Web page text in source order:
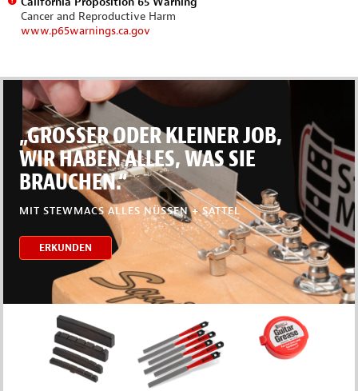
Cancer and Reproductive Harm
www.p65warnings.ca.gov
„GROSSER ODER KLEINER JOB,
WIR HABEN ALLES, WAS SIE
BRAUCHEN.“
MIT STEWMACS ALLES NÜSSEN + SATTEL
ERKUNDEN